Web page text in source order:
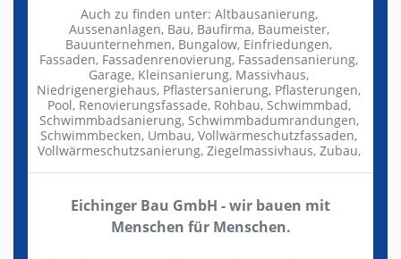
Auch zu finden unter: Altbausanierung,
Aussenanlagen, Bau, Baufirma, Baumeister,
Bauunternehmen, Bungalow, Einfriedungen,
Fassaden, Fassadenrenovierung, Fassadensanierung,
Garage, Kleinsanierung, Massivhaus,
Niedrigenergiehaus, Pflastersanierung, Pflasterungen,
Pool, Renovierungsfassade, Rohbau, Schwimmbad,
Schwimmbadsanierung, Schwimmbadumrandungen,
Schwimmbecken, Umbau, Vollwärmeschutzfassaden,
Vollwärmeschutzsanierung, Ziegelmassivhaus, Zubau,
Eichinger Bau GmbH - wir bauen mit
Menschen für Menschen.